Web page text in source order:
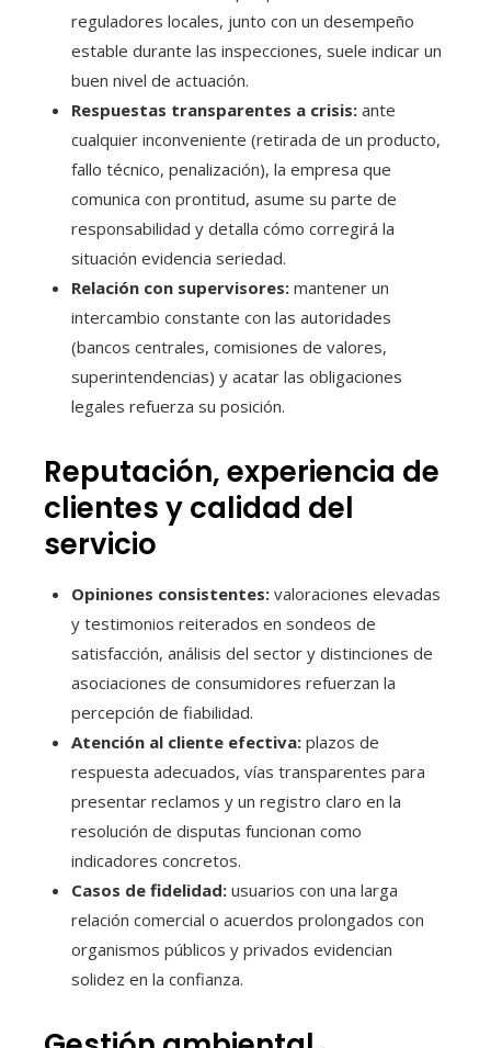
reguladores locales, junto con un desempeño
estable durante las inspecciones, suele indicar un
buen nivel de actuación.
Respuestas transparentes a crisis: ante
cualquier inconveniente (retirada de un producto,
fallo técnico, penalización), la empresa que
comunica con prontitud, asume su parte de
responsabilidad y detalla cómo corregirá la
situación evidencia seriedad.
Relación con supervisores: mantener un
intercambio constante con las autoridades
(bancos centrales, comisiones de valores,
superintendencias) y acatar las obligaciones
legales refuerza su posición.
Reputación, experiencia de
clientes y calidad del
servicio
Opiniones consistentes: valoraciones elevadas
y testimonios reiterados en sondeos de
satisfacción, análisis del sector y distinciones de
asociaciones de consumidores refuerzan la
percepción de fiabilidad.
Atención al cliente efectiva: plazos de
respuesta adecuados, vías transparentes para
presentar reclamos y un registro claro en la
resolución de disputas funcionan como
indicadores concretos.
Casos de fidelidad: usuarios con una larga
relación comercial o acuerdos prolongados con
organismos públicos y privados evidencian
solidez en la confianza.